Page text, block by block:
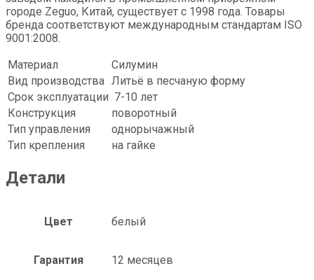
городе Zeguo, Китай, существует с 1998 года. Товары
бренда соответствуют международным стандартам ISO
9001:2008.
Материал
Силумин
Вид производства Литьё в песчаную форму
Срок эксплуатации 7-10 лет
Конструкция
поворотный
Тип управления
однорычажный
Тип крепления
на гайке
Детали
Цвет белый
Гарантия 12 месяцев